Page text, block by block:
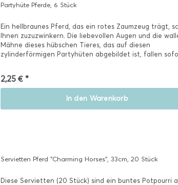
Partyhüte Pferde, 6 Stück
Ein hellbraunes Pferd, das ein rotes Zaumzeug trägt,
Ihnen zuzuzwinkern. Die liebevollen Augen und die
Mähne dieses hübschen Tieres, das auf diesen
zylinderförmigen Partyhüten abgebildet ist, fallen
2,25 € *
In den Warenkorb
Servietten Pferd "Charming Horses", 33cm, 20 Stück
Diese Servietten (20 Stück) sind ein buntes Potpourri